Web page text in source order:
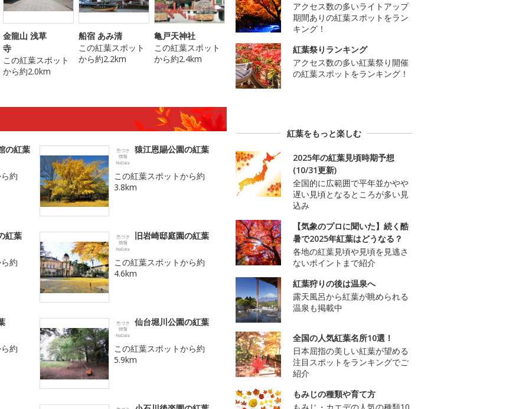
金龍山 浅草
寺
この紅葉スポット
から約2.0km
船宿 あみ清
この紅葉スポット
から約2.2km
亀戸天神社
この紅葉スポット
から約2.4km
の紅葉
約
猿江恩賜公園の紅葉
この紅葉スポットから約
3.8km
紅葉
約
旧岩崎邸庭園の紅葉
この紅葉スポットから約
4.6km
約
仙台堀川公園の紅葉
この紅葉スポットから約
5.9km
アクセス数の多いライトアップ
期間ありの紅葉スポットをラン
キング！
紅葉祭りランキング
アクセス数の多い紅葉祭り開催
の紅葉スポットをランキング！
紅葉をもっと楽しむ
2025年の紅葉見頃時期予想
(10/31更新)
全国的に広範囲で平年並かやや
遅い見頃となるところが多い見
込み
【気象のプロに聞いた】続く酷
暑で2025年紅葉はどうなる？
各地の紅葉見頃や見頃を見逃さ
ないポイントまで紹介
紅葉狩りの後は温泉へ
露天風呂から紅葉が眺められる
温泉も掲載中
全国の人気紅葉名所10選！
日本屈指の美しい紅葉が望める
注目スポットをランキングでご
紹介
もみじの種類や育て方